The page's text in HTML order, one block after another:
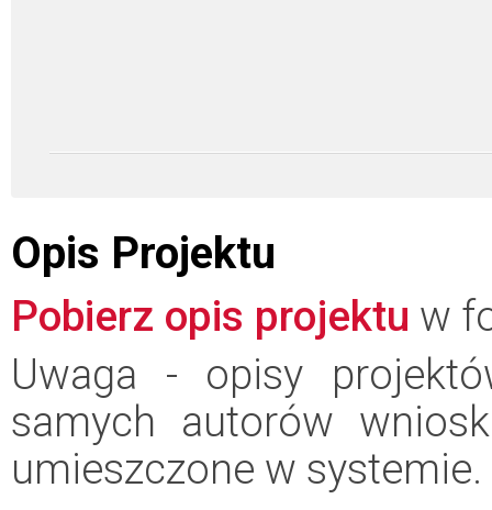
Opis Projektu
Pobierz opis projektu w
Uwaga - opisy
samych autorów
umieszczone w systemie.